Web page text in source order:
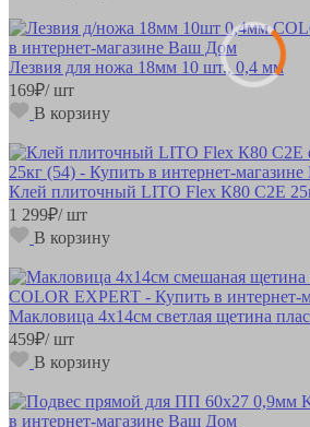
Лезвия для ножа 18мм 10 шт., 0,4 мм
169₽/ шт
В корзину
Клей плиточный LITO Flex К80 С2Е
1 299₽/ шт
В корзину
Макловица 4х14см светлая щетина
459₽/ шт
В корзину